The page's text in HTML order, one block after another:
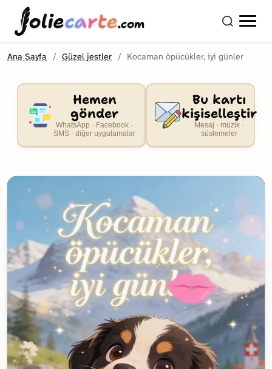
oliecarte.com
Ana Sayfa Güzel jestler Kocaman öpücükler, iyi günler
Hemen
gönder
WhatsApp · Facebook ·
SMS · diğer uygulamalar
Bu kartı
kişiselleştir
Mesaj · müzik ·
süslemeler